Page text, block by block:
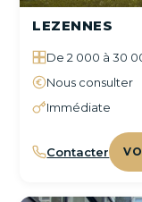
LEZENNES
De 2 000 à 30
Nous consulter
Immédiate
Contacter